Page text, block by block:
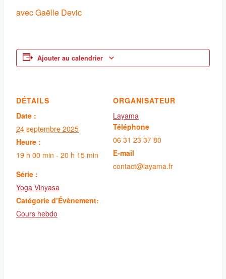
avec Gaëlle Devic
Ajouter au calendrier
DÉTAILS
Date :
24 septembre 2025
Heure :
19 h 00 min - 20 h 15 min
Série :
Yoga Vinyasa
Catégorie d’Évènement:
Cours hebdo
ORGANISATEUR
Layama
Téléphone
06 31 23 37 80
E-mail
contact@layama.fr